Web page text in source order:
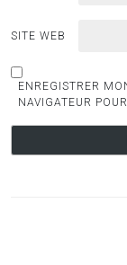
SITE WEB
ENREGISTRER
NAVIGATEUR